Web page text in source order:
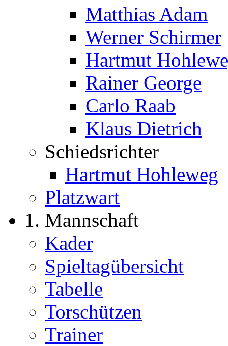
Matthias Adam
Werner Schirmer
Hartmut
Rainer George
Carlo Raab
Klaus Dietrich
Schiedsrichter
Hartmut Hohleweg
Platzwart
1. Mannschaft
Kader
Spieltagübersicht
Tabelle
Torschützen
Trainer